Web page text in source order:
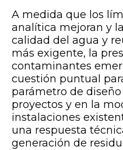
A medida que los
analítica mejoran y
calidad del agua y
más exigente, la
contaminantes
cuestión puntual
parámetro de
proyectos y en la
instalaciones
una respuesta
generación de